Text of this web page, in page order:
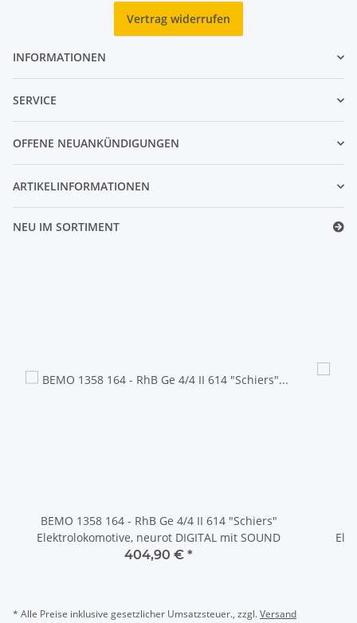
Vertrag widerrufen
INFORMATIONEN
SERVICE
OFFENE NEUANKÜNDIGUNGEN
ARTIKELINFORMATIONEN
NEU IM SORTIMENT
BEMO 1358 164 - RhB Ge 4/4 II 614 "Schiers"
Elektrolokomotive, neurot DIGITAL mit SOUND
404,90 € *
* Alle Preise inklusive gesetzlicher Umsatzsteuer., zzgl.Versand